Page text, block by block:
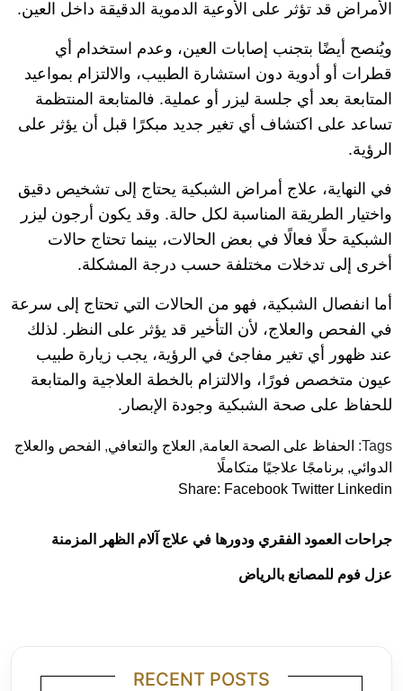
الأمراض قد تؤثر على الأوعية الدموية الدقيقة داخل العين.
ويُنصح أيضًا بتجنب إصابات العين، وعدم استخدام أي
قطرات أو أدوية دون استشارة الطبيب، والالتزام بمواعيد
المتابعة بعد أي جلسة ليزر أو عملية. فالمتابعة المنتظمة
تساعد على اكتشاف أي تغير جديد مبكرًا قبل أن يؤثر على
الرؤية.
في النهاية، علاج أمراض الشبكية يحتاج إلى تشخيص دقيق
واختيار الطريقة المناسبة لكل حالة. وقد يكون أرجون ليزر
الشبكية حلًا فعالًا في بعض الحالات، بينما تحتاج حالات
أخرى إلى تدخلات مختلفة حسب درجة المشكلة.
أما انفصال الشبكية، فهو من الحالات التي تحتاج إلى سرعة
في الفحص والعلاج، لأن التأخير قد يؤثر على النظر. لذلك
عند ظهور أي تغير مفاجئ في الرؤية، يجب زيارة طبيب
عيون متخصص فورًا، والالتزام بالخطة العلاجية والمتابعة
للحفاظ على صحة الشبكية وجودة الإبصار.
Tags: الحفاظ على الصحة العامة, العلاج والتعافي, الفحص والعلاج
الدوائي, برنامجًا علاجيًا متكاملًا
Share: Facebook Twitter Linkedin
جراحات العمود الفقري ودورها في علاج آلام الظهر المزمنة
عزل فوم للمصانع بالرياض
RECENT POSTS